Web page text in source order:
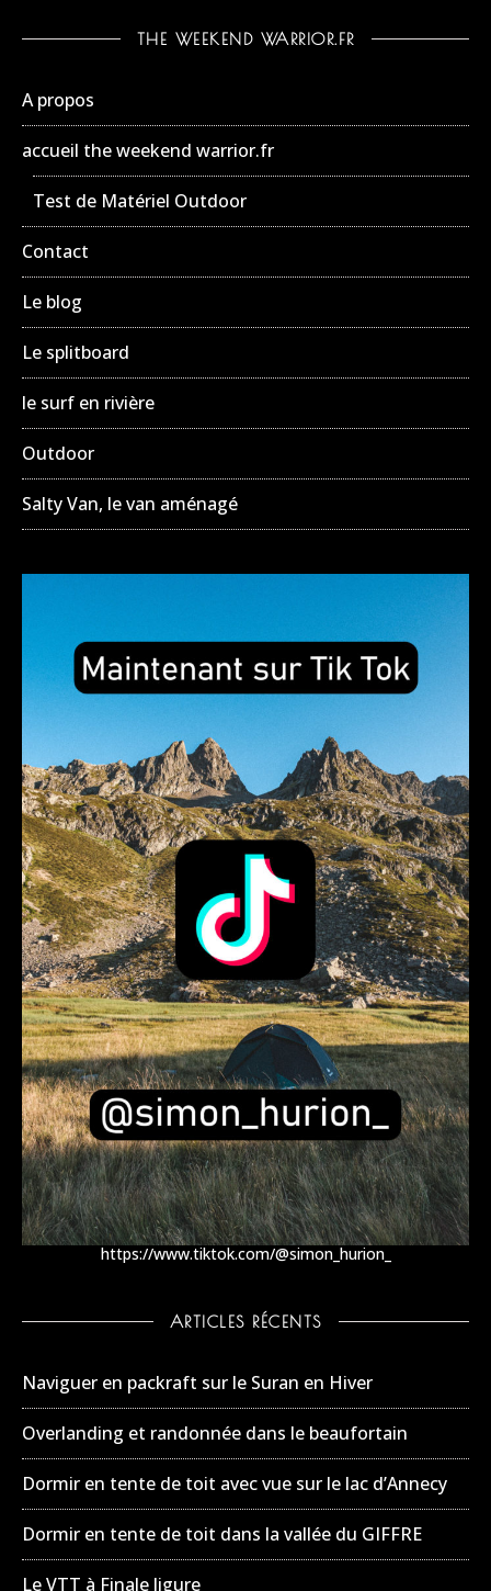
THE WEEKEND WARRIOR.FR
A propos
accueil the weekend warrior.fr
Test de Matériel Outdoor
Contact
Le blog
Le splitboard
le surf en rivière
Outdoor
Salty Van, le van aménagé
https://www.tiktok.com/@simon_hurion_
ARTICLES RÉCENTS
Naviguer en packraft sur le Suran en Hiver
Overlanding et randonnée dans le beaufortain
Dormir en tente de toit avec vue sur le lac d’Annecy
Dormir en tente de toit dans la vallée du GIFFRE
Le VTT à Finale ligure